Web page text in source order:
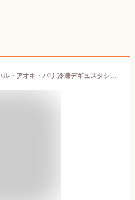
【公式】パティスリー・サダハル・アオキ・パリ 冷凍デギュスタシオン4個入り＆マカロン5個セット ギフト ケーキ お菓子 焼き菓子 サダハルアオキ プレゼント かわいい 手土産 内祝い お返し